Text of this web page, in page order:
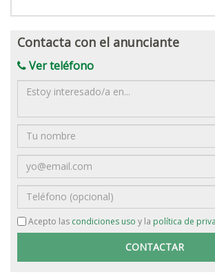
Contacta con el anunciante
Ver teléfono
Mensaje
Nombre
Email
Teléfono
Acepto las condiciones uso y la política de